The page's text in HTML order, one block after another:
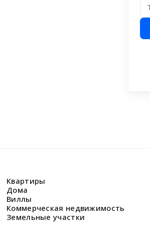
Квартиры
Дома
Виллы
Коммерческая недвижимость
Земельные участки